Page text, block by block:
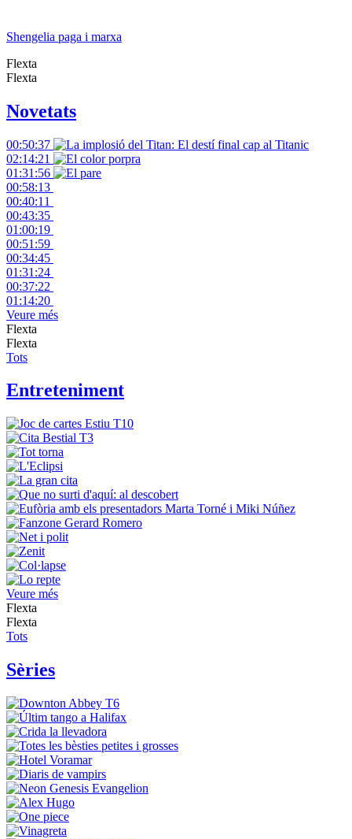
Shengelia paga i marxa
Flexta
Flexta
Novetats
00:50:37
02:14:21
01:31:56
00:58:13
00:40:11
00:43:35
01:00:19
00:51:59
00:34:45
01:31:24
00:37:22
01:14:20
Veure més
Flexta
Flexta
Tots
Entreteniment
Veure més
Flexta
Flexta
Tots
Sèries